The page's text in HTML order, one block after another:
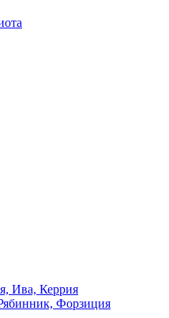
Ива, Керрия
Форзиция